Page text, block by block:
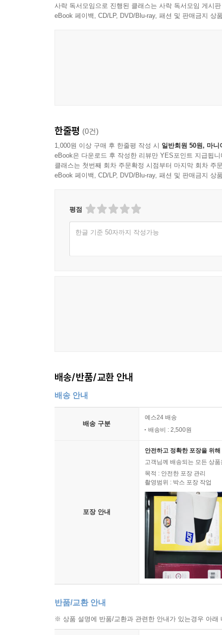
--- p.217
사락 독서모임으로 진행된 클래스는 사락 독서모임 게시
eBook 페이백, CD/LP, DVD/Blu-ray, 패션 및 판매금지 상
한줄평 (0건)
1,000원 이상 구매 후 한줄평 작성 시 일반회원 50원, 마니
eBook은 다운로드 후 작성한 리뷰만 YES포인트 지급됩니
클래스는 첫번째 회차 주문확정 시점부터 마지막 회차 주
eBook 페이백, CD/LP, DVD/Blu-ray, 패션 및 판매금지 상
평점
한글 기준 50자까지 작성가능
배송/반품/교환 안내
배송 안내
배송 구분
예스24 배송
배송비 : 2,500원
포장 안내
안전하고 정확한 포장을 위
고객님께 배송되는 모든 상
목적 : 안전한 포장 관리
촬영범위 : 박스 포장 작업
반품/교환 안내
※ 상품 설명에 반품/교환과 관련한 안내가 있는경우 아